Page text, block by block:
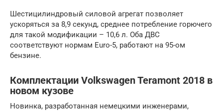
Шестицилиндровый силовой агрегат позволяет
ускоряться за 8,9 секунд, среднее потребление горючего
для такой модификации – 10,6 л. Оба ДВС
соответствуют нормам Euro-5, работают на 95-ом
бензине.
Комплектации Volkswagen Teramont 2018 в
новом кузове
Новинка, разработанная немецкими инженерами,